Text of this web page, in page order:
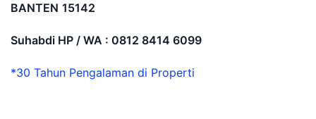
BANTEN 15142
Suhabdi HP / WA : 0812 8414 6099
*30 Tahun Pengalaman di Properti